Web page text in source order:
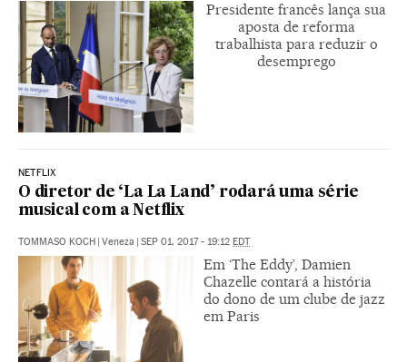
Presidente francês lança sua
aposta de reforma
trabalhista para reduzir o
desemprego
NETFLIX
O diretor de ‘La La Land’ rodará uma série
musical com a Netflix
TOMMASO KOCH Veneza SEP 01, 2017 - 19:12 EDT
Em ‘The Eddy’, Damien
Chazelle contará a história
do dono de um clube de jazz
em Paris